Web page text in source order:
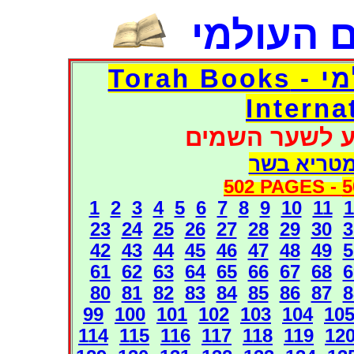
העולמי
דפי אוצר הספרים העולמי - Torah Books
לשער השמים
בשר
502 PAGES -
1 2 3 4 5 6 7 8 9 10 11
23 24 25 26 27 28 29 30
42 43 44 45 46 47 48 49
61 62 63 64 65 66 67 68
80 81 82 83 84 85 86 87
99 100 101 102 103 104 105
114 115 116 117 118 119